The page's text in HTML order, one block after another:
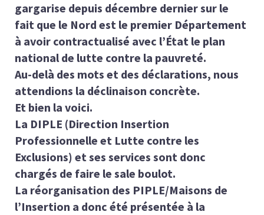
gargarise depuis décembre dernier sur le
fait que le Nord est le premier Département
à avoir contractualisé avec l’État le plan
national de lutte contre la pauvreté.
Au-delà des mots et des déclarations, nous
attendions la déclinaison concrète.
Et bien la voici.
La DIPLE (Direction Insertion
Professionnelle et Lutte contre les
Exclusions) et ses services sont donc
chargés de faire le sale boulot.
La réorganisation des PIPLE/Maisons de
l’Insertion a donc été présentée à la